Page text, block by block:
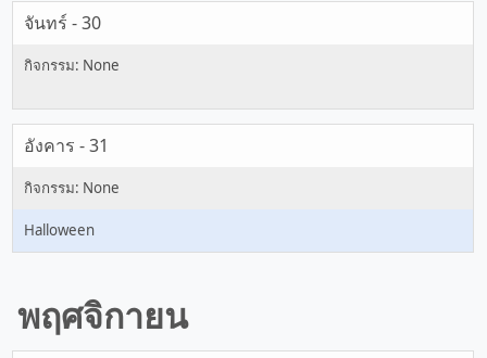
จันทร์ - 30
อังคาร - 31
Halloween
พฤศจิกายน